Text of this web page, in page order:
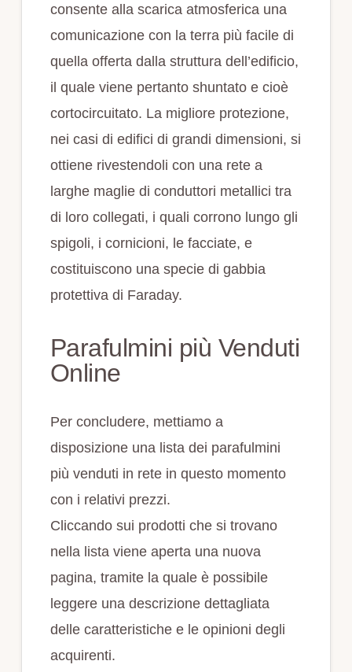
consente alla scarica atmosferica una
comunicazione con la terra più facile di
quella offerta dalla struttura dell’edificio,
il quale viene pertanto shuntato e cioè
cortocircuitato. La migliore protezione,
nei casi di edifici di grandi dimensioni, si
ottiene rivestendoli con una rete a
larghe maglie di conduttori metallici tra
di loro collegati, i quali corrono lungo gli
spigoli, i cornicioni, le facciate, e
costituiscono una specie di gabbia
protettiva di Faraday.
Parafulmini più Venduti
Online
Per concludere, mettiamo a
disposizione una lista dei parafulmini
più venduti in rete in questo momento
con i relativi prezzi.
Cliccando sui prodotti che si trovano
nella lista viene aperta una nuova
pagina, tramite la quale è possibile
leggere una descrizione dettagliata
delle caratteristiche e le opinioni degli
acquirenti.